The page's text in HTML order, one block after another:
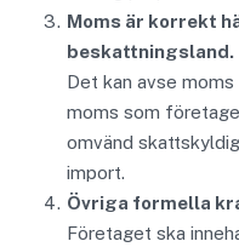
Moms är korrekt
beskattningsland.
Det kan avse
moms som
omvänd
import.
Övriga formella
Företaget ska